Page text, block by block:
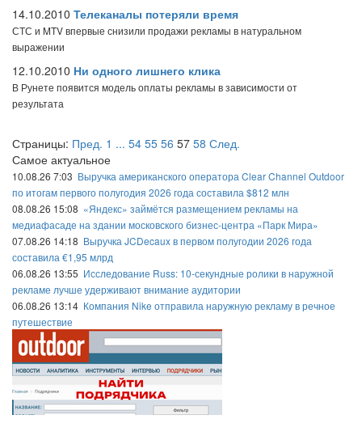
14.10.2010 Телеканалы потеряли время
СТС и MTV впервые снизили продажи рекламы в натуральном
выражении
12.10.2010 Ни одного лишнего клика
В Рунете появится модель оплаты рекламы в зависимости от
результата
Страницы: Пред. 1 ... 54 55 56 57 58 След.
Самое актуальное
10.08.26 7:03 Выручка американского оператора Clear Channel Outdoor
по итогам первого полугодия 2026 года составила $812 млн
08.08.26 15:08 «Яндекс» займётся размещением рекламы на
медиафасаде на здании московского бизнес-центра «Парк Мира»
07.08.26 14:18 Выручка JCDecaux в первом полугодии 2026 года
составила €1,95 млрд
06.08.26 13:55 Исследование Russ: 10-секундные ролики в наружной
рекламе лучше удерживают внимание аудитории
06.08.26 13:14 Компания Nike отправила наружную рекламу в речное
путешествие